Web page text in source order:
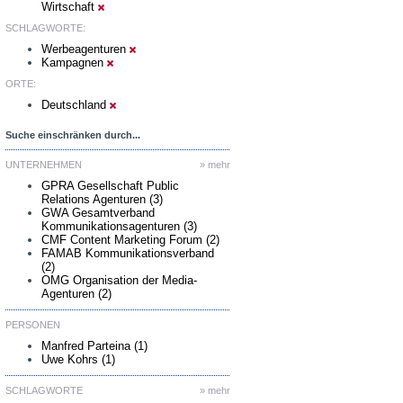
Wirtschaft
SCHLAGWORTE:
Werbeagenturen
Kampagnen
ORTE:
Deutschland
Suche einschränken durch...
» mehr
UNTERNEHMEN
GPRA Gesellschaft Public
Relations Agenturen (3)
GWA Gesamtverband
Kommunikationsagenturen (3)
CMF Content Marketing Forum (2)
FAMAB Kommunikationsverband
(2)
OMG Organisation der Media-
Agenturen (2)
PERSONEN
Manfred Parteina (1)
Uwe Kohrs (1)
» mehr
SCHLAGWORTE